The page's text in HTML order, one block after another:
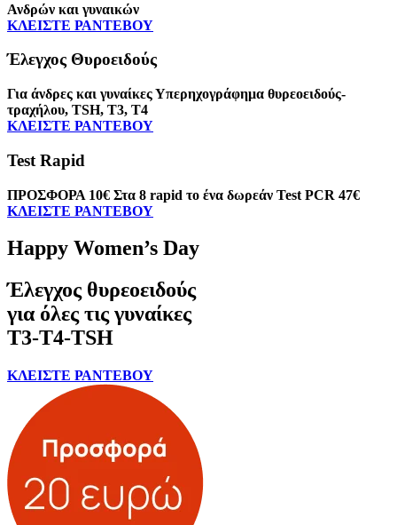
Ανδρών και γυναικών
ΚΛΕΙΣΤΕ ΡΑΝΤΕΒΟΥ
Έλεγχος Θυροειδούς
Για άνδρες και γυναίκες Υπερηχογράφημα θυρεοειδούς-
τραχήλου, TSH, T3, T4
ΚΛΕΙΣΤΕ ΡΑΝΤΕΒΟΥ
Test Rapid
ΠΡΟΣΦΟΡΑ 10€ Στα 8 rapid το ένα δωρεάν Test PCR 47€
ΚΛΕΙΣΤΕ ΡΑΝΤΕΒΟΥ
Happy Women’s Day
Έλεγχος θυρεοειδούς
για όλες τις γυναίκες
Τ3-Τ4-TSH
ΚΛΕΙΣΤΕ ΡΑΝΤΕΒΟΥ